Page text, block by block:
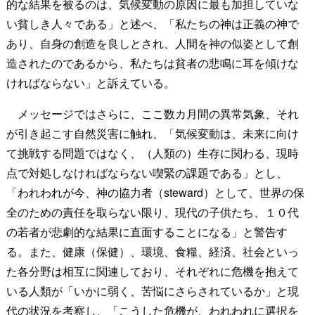
的な結果を被るのは、気候変動の原因に最も加担していな
い貧しき人々である」と述べ、「私たちの神は正義の神で
あり、自身の創造を良しとされ、人間を神の似姿として創
造されたのであるから、私たちは貧者の悲鳴に耳を傾けな
ければならない」と訴えている。
メッセージではさらに、ここ数カ月間の異常気象、それ
が引き起こす自然災害に触れ、「気候変動は、未来に向け
て挑戦する問題ではなく、（人類の）生存に関わる、現時
点で対処しなければならない喫緊の課題である」とし、
「われわれが今、神の協力者（steward）として、世界の保
全のための責任を取らない限り、現代の子供たち、１０代
の若者が悲劇的な結果に直面することになる」と警告す
る。また、健康（保健）、環境、食糧、経済、社会といっ
た各分野は相互に関連しており、それぞれに危機を抱えて
いる人類が「いかに弱く、苦悩にさらされているか」と現
代の状況を考察し、「こうした危機が、われわれに選択を